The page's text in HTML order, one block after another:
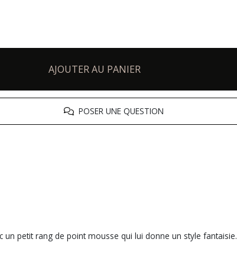
AJOUTER AU PANIER
POSER UNE QUESTION
petit rang de point mousse qui lui donne un style fantaisie.